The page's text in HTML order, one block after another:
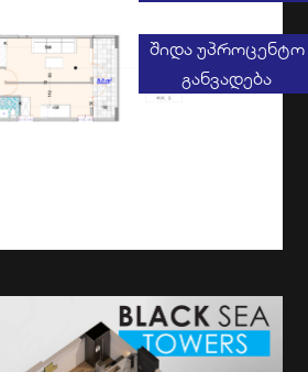
შიდა უპროცენტო
განვადება